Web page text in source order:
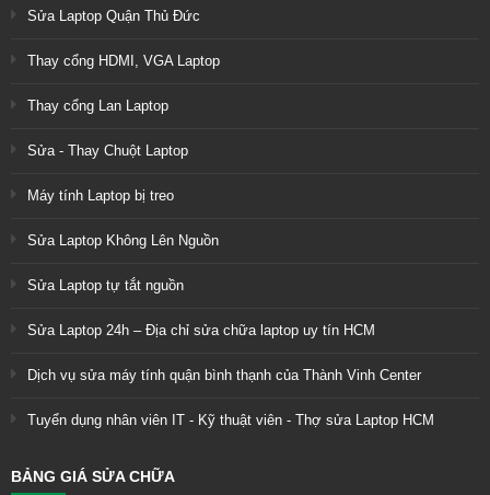
Sửa Laptop Quận Thủ Đức
Thay cổng HDMI, VGA Laptop
Thay cổng Lan Laptop
Sửa - Thay Chuột Laptop
Máy tính Laptop bị treo
Sửa Laptop Không Lên Nguồn
Sửa Laptop tự tắt nguồn
Sửa Laptop 24h – Địa chỉ sửa chữa laptop uy tín HCM
Dịch vụ sửa máy tính quận bình thạnh của Thành Vinh Center
Tuyển dụng nhân viên IT - Kỹ thuật viên - Thợ sửa Laptop HCM
BẢNG GIÁ SỬA CHỮA